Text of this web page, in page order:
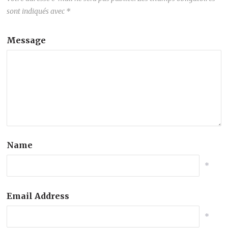
sont indiqués avec *
Message
Name
*
Email Address
*